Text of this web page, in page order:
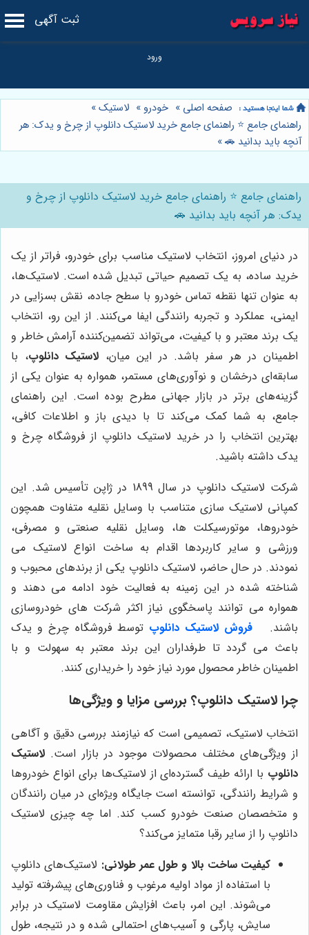
ثبت آگهی
صفحه اصلی » خودرو » لاستیک»
راهنمای جامع ⭐️ راهنمای جامع خرید لاستیک دانلوپ از چرخ و یدک: هر
آنچه باید بدانید 🚗»
راهنمای جامع ⭐️ راهنمای جامع خرید لاستیک دانلوپ از چرخ و
یدک: هر آنچه باید بدانید 🚗
در دنیای امروز، انتخاب لاستیک مناسب برای خودرو، فراتر از یک
خرید ساده، به یک تصمیم حیاتی تبدیل شده است. لاستیک‌ها،
به عنوان تنها نقطه تماس خودرو با سطح جاده، نقش بسزایی در
ایمنی، عملکرد و تجربه رانندگی ایفا می‌کنند. از این رو، انتخاب
یک برند معتبر و با کیفیت، می‌تواند تضمین‌کننده آرامش خاطر و
اطمینان در هر سفر باشد. در این میان، لاستیک دانلوپ، با
سابقه‌ای درخشان و نوآوری‌های مستمر، همواره به عنوان یکی از
گزینه‌های برتر در بازار جهانی مطرح بوده است. این راهنمای
جامع، به شما کمک می‌کند تا با دیدی باز و اطلاعات کافی،
بهترین انتخاب را در خرید لاستیک دانلوپ از فروشگاه چرخ و
یدک داشته باشید.
شرکت لاستیک دانلوپ در سال 1899 در ژاپن تأسیس شد. این
کمپانی لاستیک سازی متناسب با وسایل نقلیه متفاوت همچون
خودروها، موتورسیکلت ‌ها، وسایل نقلیه صنعتی و مصرفی،
ورزشی و سایر کاربردها اقدام به ساخت انواع لاستیک می
نمودند. در حال حاضر، لاستیک دانلوپ یکی از برندهای محبوب و
شناخته شده در این زمینه به فعالیت خود ادامه می دهند و
همواره می توانند پاسخگوی نیاز اکثر شرکت های خودروسازی
باشند.
فروش لاستیک دانلوپ توسط فروشگاه چرخ و یدک
باعث می گردد تا طرفداران این برند معتبر به سهولت و با
اطمینان خاطر محصول مورد نیاز خود را خریداری کنند.
چرا لاستیک دانلوپ؟ بررسی مزایا و ویژگی‌ها
انتخاب لاستیک، تصمیمی است که نیازمند بررسی دقیق و آگاهی
از ویژگی‌های مختلف محصولات موجود در بازار است. لاستیک
دانلوپ با ارائه طیف گسترده‌ای از لاستیک‌ها برای انواع خودروها
و شرایط رانندگی، توانسته است جایگاه ویژه‌ای در میان رانندگان
و متخصصان صنعت خودرو کسب کند. اما چه چیزی لاستیک
دانلوپ را از سایر رقبا متمایز می‌کند؟
کیفیت ساخت بالا و طول عمر طولانی: لاستیک‌های دانلوپ
با استفاده از مواد اولیه مرغوب و فناوری‌های پیشرفته تولید
می‌شوند. این امر، باعث افزایش مقاومت لاستیک در برابر
سایش، پارگی و آسیب‌های احتمالی شده و در نتیجه، طول